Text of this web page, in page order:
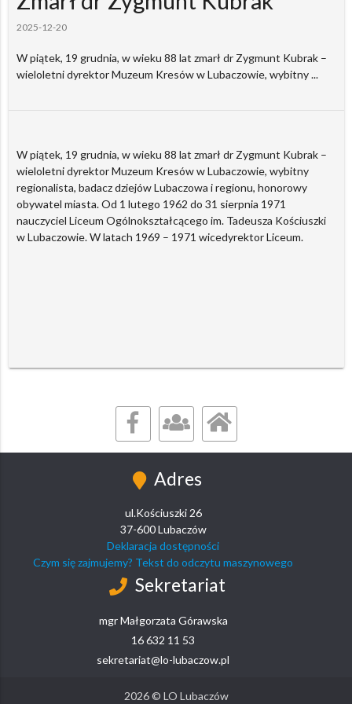
2025-12-20
W piątek, 19 grudnia, w wieku 88 lat zmarł dr Zygmunt Kubrak –
wieloletni dyrektor Muzeum Kresów w Lubaczowie, wybitny ...
W piątek, 19 grudnia, w wieku 88 lat zmarł dr Zygmunt Kubrak –
wieloletni dyrektor Muzeum Kresów w Lubaczowie, wybitny
regionalista, badacz dziejów Lubaczowa i regionu, honorowy
obywatel miasta. Od 1 lutego 1962 do 31 sierpnia 1971
nauczyciel Liceum Ogólnokształcącego im. Tadeusza Kościuszki
w Lubaczowie. W latach 1969 – 1971 wicedyrektor Liceum.
Adres
ul.Kościuszki 26
37-600 Lubaczów
Deklaracja dostępności
Czym się zajmujemy? Tekst do odczytu maszynowego
Sekretariat
mgr Małgorzata Górawska
16 632 11 53
sekretariat@lo-lubaczow.pl
2026 © LO Lubaczów